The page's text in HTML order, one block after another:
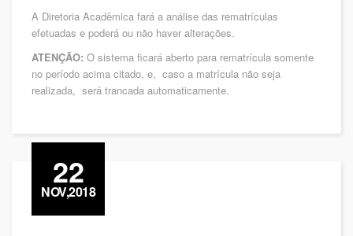
A Diretoria Acadêmica fará a análise das rematrículas
efetuadas e poderá ou não haver alterações.
ATENÇÃO: O sistema ficará aberto para rematrícula somente
no período acima citado, e, caso a matrícula não seja
realizada, será trancada automaticamente.
22
NOV,2018